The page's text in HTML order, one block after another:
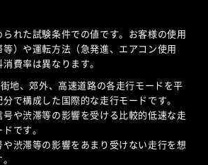
れた試験条件での値です。お客様の使用
）や運転方法（急発進、エアコン使用
費率は異なります。
地、郊外、高速道路の各走行モードを平
で構成した国際的な走行モードです。
号や渋滞等の影響を受ける比較的低速な走
です。
や渋滞等の影響をあまり受けない走行を想